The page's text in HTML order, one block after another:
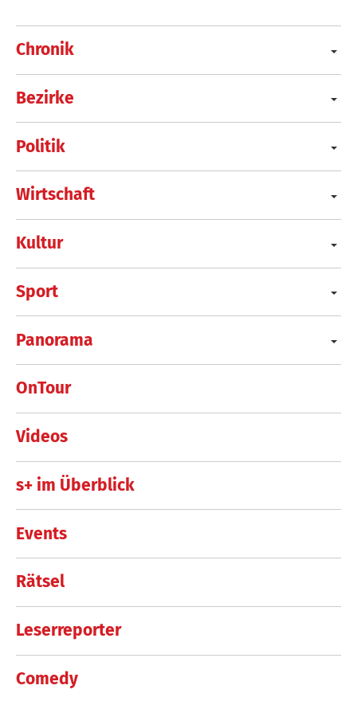
Chronik
Bezirke
Politik
Wirtschaft
Kultur
Sport
Panorama
OnTour
Videos
s+ im Überblick
Events
Rätsel
Leserreporter
Comedy